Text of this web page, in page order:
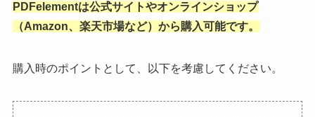
PDFelementは公式サイトやオンラインショップ
（Amazon、楽天市場など）から購入可能です。
購入時のポイントとして、以下を考慮してください。